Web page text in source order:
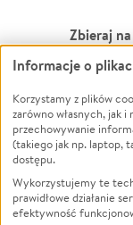
Zbieraj na
Leczenie
Zwierzęta
Pożar
Ukraina
Pomoc
Projekty
Informacje o
Korzystamy z plików
zarówno własnych, jak
przechowywanie
(takiego jak np. laptop,
dostępu.
Wykorzystujemy te
prawidłowe działanie
efektywność